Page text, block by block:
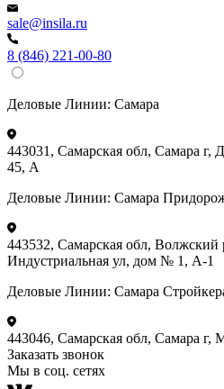
sale@insila.ru
8 (846) 221-00-80
Деловые Линии: Самара
443031, Самарская обл, Самара г,
45, А
Деловые Линии: Самара
443532, Самарская обл, Волжский
Индустриальная ул, дом № 1, А-1
Деловые Линии: Самара
443046, Самарская обл, Самара г,
Заказать звонок
Мы в соц. сетях